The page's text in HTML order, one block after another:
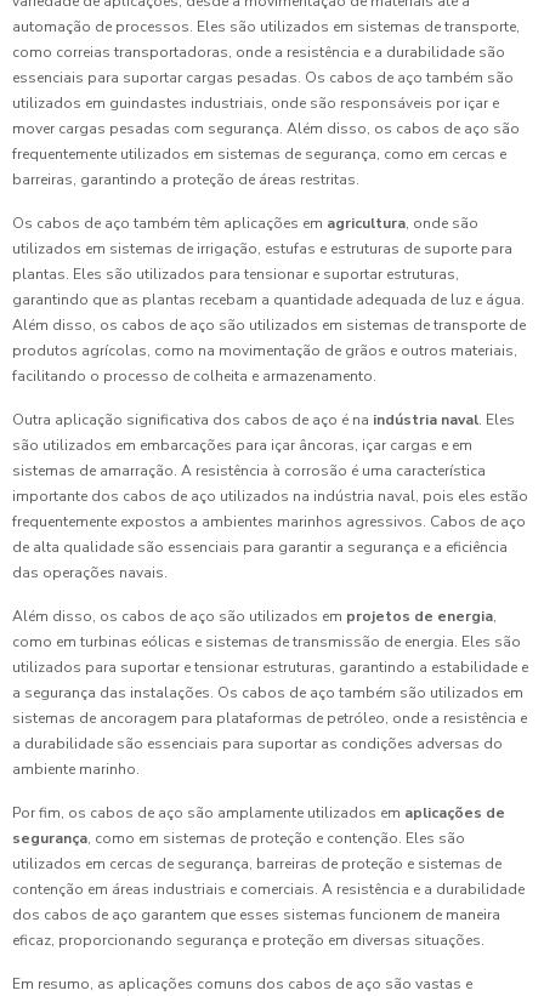
automação de processos. Eles são utilizados em sistemas de transporte,
como correias transportadoras, onde a resistência e a durabilidade são
essenciais para suportar cargas pesadas. Os cabos de aço também são
utilizados em guindastes industriais, onde são responsáveis por içar e
mover cargas pesadas com segurança. Além disso, os cabos de aço são
frequentemente utilizados em sistemas de segurança, como em cercas e
barreiras, garantindo a proteção de áreas restritas.
Os cabos de aço também têm aplicações em agricultura, onde são
utilizados em sistemas de irrigação, estufas e estruturas de suporte para
plantas. Eles são utilizados para tensionar e suportar estruturas,
garantindo que as plantas recebam a quantidade adequada de luz e água.
Além disso, os cabos de aço são utilizados em sistemas de transporte de
produtos agrícolas, como na movimentação de grãos e outros materiais,
facilitando o processo de colheita e armazenamento.
Outra aplicação significativa dos cabos de aço é na indústria naval. Eles
são utilizados em embarcações para içar âncoras, içar cargas e em
sistemas de amarração. A resistência à corrosão é uma característica
importante dos cabos de aço utilizados na indústria naval, pois eles estão
frequentemente expostos a ambientes marinhos agressivos. Cabos de aço
de alta qualidade são essenciais para garantir a segurança e a eficiência
das operações navais.
Além disso, os cabos de aço são utilizados em projetos de energia,
como em turbinas eólicas e sistemas de transmissão de energia. Eles são
utilizados para suportar e tensionar estruturas, garantindo a estabilidade e
a segurança das instalações. Os cabos de aço também são utilizados em
sistemas de ancoragem para plataformas de petróleo, onde a resistência e
a durabilidade são essenciais para suportar as condições adversas do
ambiente marinho.
Por fim, os cabos de aço são amplamente utilizados em aplicações de
segurança, como em sistemas de proteção e contenção. Eles são
utilizados em cercas de segurança, barreiras de proteção e sistemas de
contenção em áreas industriais e comerciais. A resistência e a durabilidade
dos cabos de aço garantem que esses sistemas funcionem de maneira
eficaz, proporcionando segurança e proteção em diversas situações.
Em resumo, as aplicações comuns dos cabos de aço são vastas e